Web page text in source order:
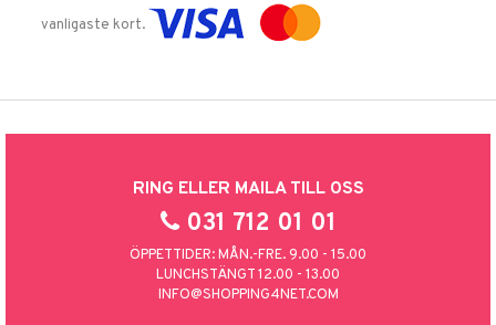
vanligaste kort.
RING ELLER MAILA TILL OSS
031 712 01 01
ÖPPETTIDER: MÅN.-FRE. 9.00 - 15.00
LUNCHSTÄNGT 12.00 - 13.00
INFO@SHOPPING4NET.COM